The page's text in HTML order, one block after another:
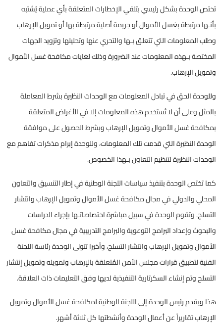
تختص الوحدة بشكل رئيسي بتلقي الإخطارات المتعلقة بأي عملية يُشتبه
بأنـها مرتبطة بغسل الأموال أو جريمة أصلية مرتبطة بها أو تمويل الإرهاب
وطلب المعلومات التي تتعلق بـها والتحري عنها وتحليلها وتزويد الجهات
المختصة بـهذه المعلومات عند الضرورة وذلك لغايات مكافحة غسل الأموال
وتمويل الإرهاب.
وللوحدة الحق في تبادل المعلومات مع الوحدات النظيرة بشرط المعاملة
بالمثل وعلى أن لا تُستخدم هذه المعلومات إلا في الأغراض المتعلقة
بمكافحة غسل الأموال وتمويل الإرهاب وبشرط الحصول على موافقة
الوحدة النظيرة التي قدمت تلك المعلومات، وللوحدة إبرام مذكرات تفاهم مع
الوحدات النظيرة لتنظيم التعاون بـهذا الخصوص.
كما تختص الوحدة بتنفيذ سياسات اللجنة الوطنية في إطار التنسيق والتعاون
المحلي والدولي في مجال مكافحة غسل الأموال وتمويل الإرهاب وانتشار
التسلح. وتقوم الوحدة في سبيل مباشرة اختصاصاتـها بإجراء الدراسات
والبحوث وإعداد البرامج التوعوية والبرامج التدريبية في مجال مكافحة غسل
الأموال وتمويل الإرهاب وانتشار التسلح، وأخيرا تتولى الوحدة رئاسة اللجنة
الفنية لتطبيق قرارات مجلس الأمن المُتعلقة بالإرهاب وتمويله وتمويل إنتشار
التسلح وتم إنشاء السكرتارية التنفيذية لديها وفق التعليمات ذات العلاقة.
هذا ويقدم رئيس الوحدة إلى اللجنة الوطنية لمكافحة غسل الأموال وتمويل
الإرهاب تقاريراً عن أعمال الوحدة وأنشطتها كل ثلاثة أشهر.